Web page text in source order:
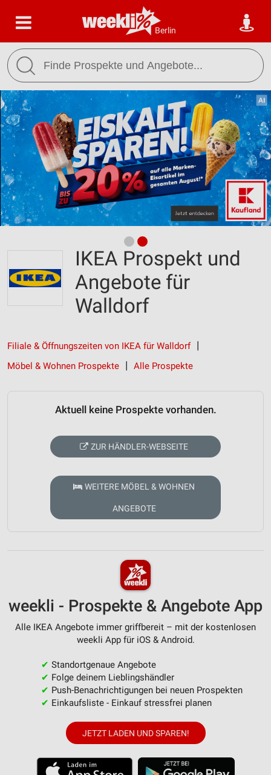
Berlin
IKEA Prospekt und
Angebote für
Walldorf
Filiale & Öffnungszeiten von IKEA für Walldorf
Möbel & Wohnen Prospekte
Alle Prospekte
Aktuell keine Prospekte vorhanden.
ZUR HÄNDLER-WEBSEITE
WEITERE MÖBEL & WOHNEN
ANGEBOTE
weekli - Prospekte & Angebote App
Alle IKEA Angebote immer griffbereit – mit der kostenlosen
weekli App für iOS & Android.
✔ Standortgenaue Angebote
✔ Folge deinem Lieblingshändler
✔ Push-Benachrichtigungen bei neuen Prospekten
✔ Einkaufsliste - Einkauf stressfrei planen
JETZT LADEN UND SPAREN!